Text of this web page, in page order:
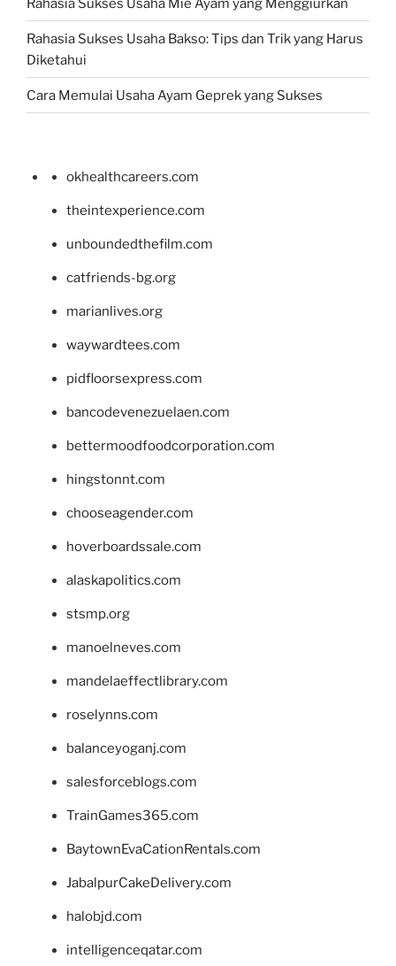
Rahasia Sukses Usaha Mie Ayam yang Menggiurkan
Rahasia Sukses Usaha Bakso: Tips dan Trik yang Harus
Diketahui
Cara Memulai Usaha Ayam Geprek yang Sukses
okhealthcareers.com
theintexperience.com
unboundedthefilm.com
catfriends-bg.org
marianlives.org
waywardtees.com
pidfloorsexpress.com
bancodevenezuelaen.com
bettermoodfoodcorporation.com
hingstonnt.com
chooseagender.com
hoverboardssale.com
alaskapolitics.com
stsmp.org
manoelneves.com
mandelaeffectlibrary.com
roselynns.com
balanceyoganj.com
salesforceblogs.com
TrainGames365.com
BaytownEvaCationRentals.com
JabalpurCakeDelivery.com
halobjd.com
intelligenceqatar.com